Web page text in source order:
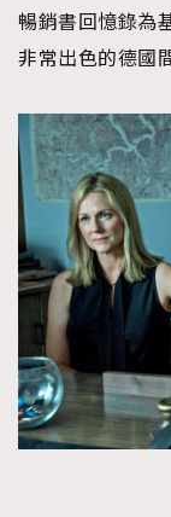
暢銷書回憶錄為
非常出色的德國